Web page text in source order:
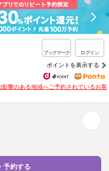
ブックマーク ログイン
ポイントを表示する
影響のある地域へご予約されているお客
予約する